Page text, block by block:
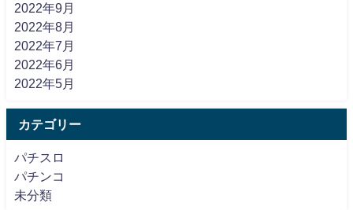
2022年9月
2022年8月
2022年7月
2022年6月
2022年5月
カテゴリー
パチスロ
パチンコ
未分類